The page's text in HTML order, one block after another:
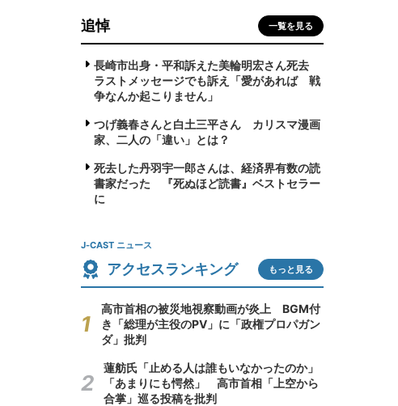
追悼 一覧を見る
長崎市出身・平和訴えた美輪明宏さん死去
ラストメッセージでも訴え「愛があれば 戦
争なんか起こりません」
つげ義春さんと白土三平さん カリスマ漫画
家、二人の「違い」とは？
死去した丹羽宇一郎さんは、経済界有数の読
書家だった 『死ぬほど読書』ベストセラー
に
J-CAST ニュース
アクセスランキング もっと見る
高市首相の被災地視察動画が炎上 BGM付
き「総理が主役のPV」に「政権プロパガン
ダ」批判
蓮舫氏「止める人は誰もいなかったのか」
「あまりにも愕然」 高市首相「上空から
合掌」巡る投稿を批判